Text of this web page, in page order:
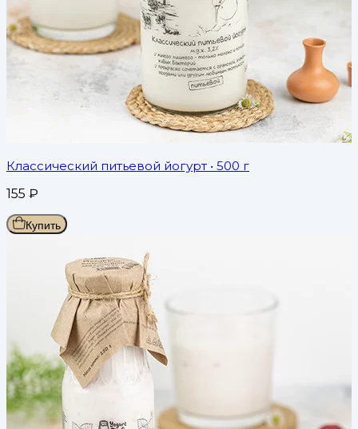
Классический питьевой йогурт • 500 г
155 ₽
Купить